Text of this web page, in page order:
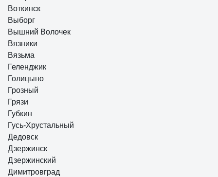
Воткинск
Выборг
Вышний Волочек
Вязники
Вязьма
Геленджик
Голицыно
Грозный
Грязи
Губкин
Гусь-Хрустальный
Дедовск
Дзержинск
Дзержинский
Димитровград